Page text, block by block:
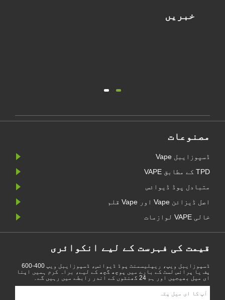
کے لیے انکوائری
ڈسپوزایبل ویپ، ریپلیسمنٹ پوڈ ڈیوائس، ڈسپوزایبل ویپ 400-600
میں پوچھ گچھ کے لیے، براہ کرم ہمیں اپنا